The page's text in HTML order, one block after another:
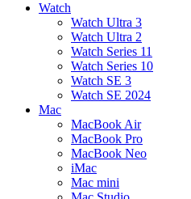
Watch
Watch Ultra 3
Watch Ultra 2
Watch Series 11
Watch Series 10
Watch SE 3
Watch SE 2024
Mac
MacBook Air
MacBook Pro
MacBook Neo
iMac
Mac mini